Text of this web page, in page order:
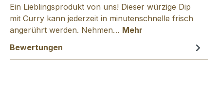
Ein Lieblingsprodukt von uns! Dieser würzige Dip
mit Curry kann jederzeit in minutenschnelle frisch
angerührt werden. Nehmen… Mehr
Bewertungen